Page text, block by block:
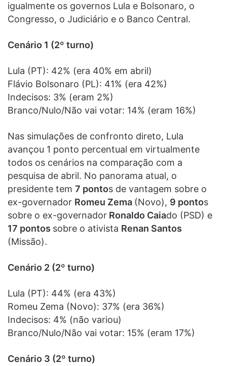
igualmente os governos Lula e Bolsonaro, o
Congresso, o Judiciário e o Banco Central.
Cenário 1 (2º turno)
Lula (PT): 42% (era 40% em abril)
Flávio Bolsonaro (PL): 41% (era 42%)
Indecisos: 3% (eram 2%)
Branco/Nulo/Não vai votar: 14% (eram 16%)
Nas simulações de confronto direto, Lula
avançou 1 ponto percentual em virtualmente
todos os cenários na comparação com a
pesquisa de abril. No panorama atual, o
presidente tem 7 pontos de vantagem sobre o
ex-governador Romeu Zema (Novo), 9 pontos
sobre o ex-governador Ronaldo Caiado (PSD) e
17 pontos sobre o ativista Renan Santos
(Missão).
Cenário 2 (2º turno)
Lula (PT): 44% (era 43%)
Romeu Zema (Novo): 37% (era 36%)
Indecisos: 4% (não variou)
Branco/Nulo/Não vai votar: 15% (eram 17%)
Cenário 3 (2º turno)